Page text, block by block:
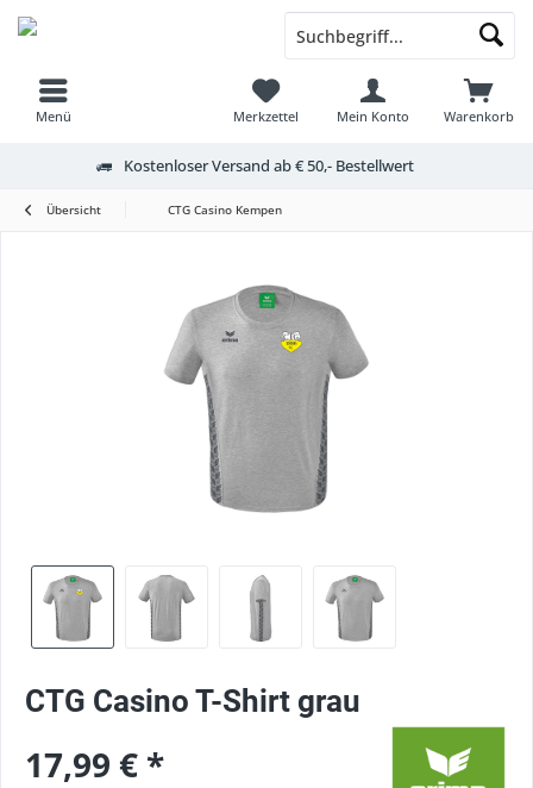
Menü Warenkorb
Merkzettel Mein Konto
Kostenloser Versand ab € 50,- Bestellwert
Übersicht CTG Casino Kempen
CTG Casino T-Shirt grau
17,99 € *